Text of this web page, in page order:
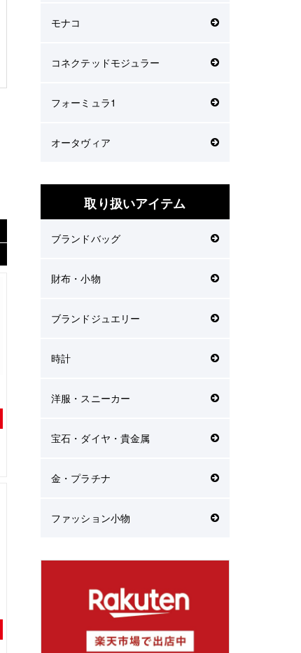
モナコ
コネクテッドモジュラー
フォーミュラ1
オータヴィア
取り扱いアイテム
ブランドバッグ
財布・小物
ブランドジュエリー
時計
洋服・スニーカー
宝石・ダイヤ・貴金属
金・プラチナ
ファッション小物